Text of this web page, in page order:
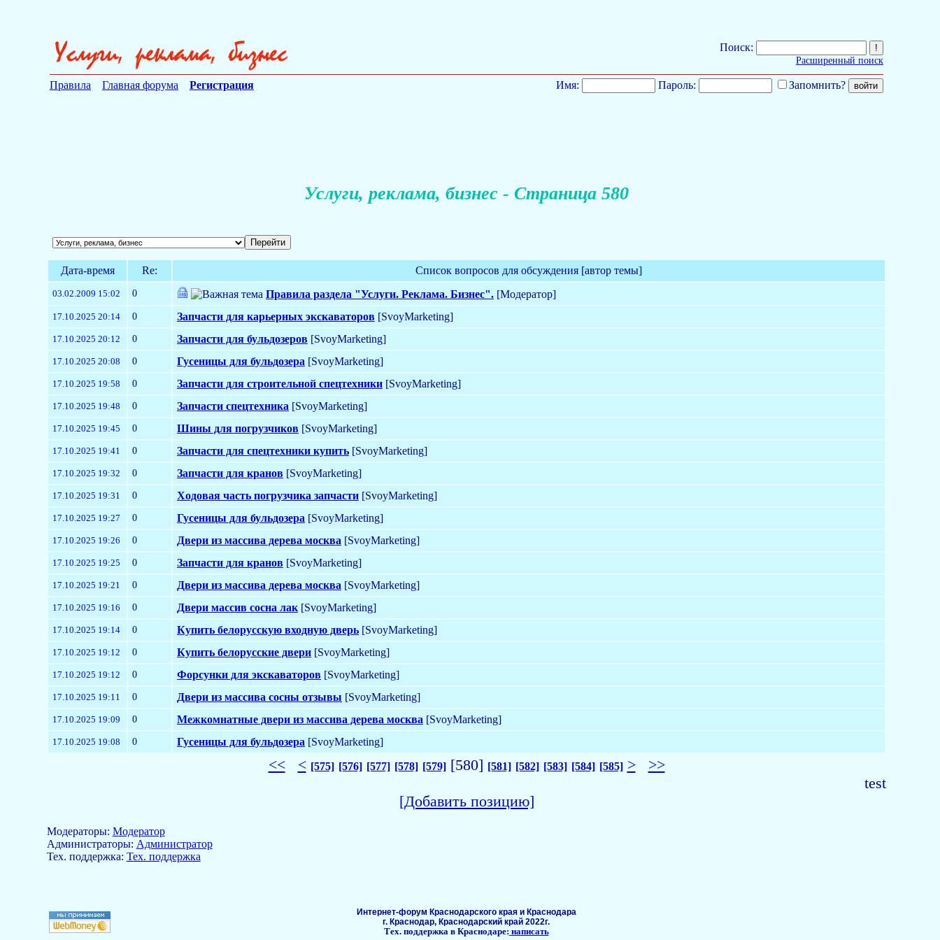
Поиск:
Расширенный поиск
Правила Главная форума Регистрация Имя: Пароль: Запомнить?
Услуги, реклама, бизнес - Страница 580
Дата-время Re: Список вопросов для обсуждения [автор темы]
03.02.2009 15:02 0 Правила раздела "Услуги. Реклама. Бизнес". [Модератор]
17.10.2025 20:14 0 Запчасти для карьерных экскаваторов [SvoyMarketing]
17.10.2025 20:12 0 Запчасти для бульдозеров [SvoyMarketing]
17.10.2025 20:08 0 Гусеницы для бульдозера [SvoyMarketing]
17.10.2025 19:58 0 Запчасти для строительной спецтехники [SvoyMarketing]
17.10.2025 19:48 0 Запчасти спецтехника [SvoyMarketing]
17.10.2025 19:45 0 Шины для погрузчиков [SvoyMarketing]
17.10.2025 19:41 0 Запчасти для спецтехники купить [SvoyMarketing]
17.10.2025 19:32 0 Запчасти для кранов [SvoyMarketing]
17.10.2025 19:31 0 Ходовая часть погрузчика запчасти [SvoyMarketing]
17.10.2025 19:27 0 Гусеницы для бульдозера [SvoyMarketing]
17.10.2025 19:26 0 Двери из массива дерева москва [SvoyMarketing]
17.10.2025 19:25 0 Запчасти для кранов [SvoyMarketing]
17.10.2025 19:21 0 Двери из массива дерева москва [SvoyMarketing]
17.10.2025 19:16 0 Двери массив сосна лак [SvoyMarketing]
17.10.2025 19:14 0 Купить белорусскую входную дверь [SvoyMarketing]
17.10.2025 19:12 0 Купить белорусские двери [SvoyMarketing]
17.10.2025 19:12 0 Форсунки для экскаваторов [SvoyMarketing]
17.10.2025 19:11 0 Двери из массива сосны отзывы [SvoyMarketing]
17.10.2025 19:09 0 Межкомнатные двери из массива дерева москва [SvoyMarketing]
17.10.2025 19:08 0 Гусеницы для бульдозера [SvoyMarketing]
<< < [575] [576] [577] [578] [579][580] [581] [582] [583] [584] [585] >
>>
test
[Добавить позицию]
Модераторы: Модератор
Aдминистраторы: Администратор
Тех. поддержка: Тех. поддержка
Интернет-форум Краснодарского края и Краснодара
г. Краснодар, Краснодарский край 2022г.
Тех. поддержка в Краснодаре: написать